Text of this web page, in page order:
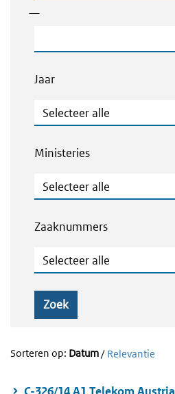
—
Jaar
Jaar
Ministeries
Ministeries
Zaaknummers
Zaaknummers
Zoek
Sorteren op: Datum/ Relevantie